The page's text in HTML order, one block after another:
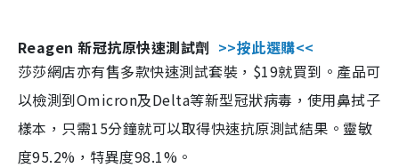
Reagen 新冠抗原快速測試劑 >>按此選購<<
莎莎網店亦有售多款快速測試套裝，$19就買到。產品可
以檢測到Omicron及Delta等新型冠狀病毒，使用鼻拭子
樣本，只需15分鐘就可以取得快速抗原測試結果。靈敏
度95.2%，特異度98.1%。